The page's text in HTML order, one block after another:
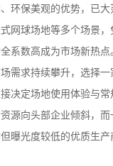
环保美观的优势，已大
网球场地等多个场景
系数高成为市场新热
需求持续攀升，选择一
决定场地使用体验与常
源向头部企业倾斜，而
曝光度较低的优质生